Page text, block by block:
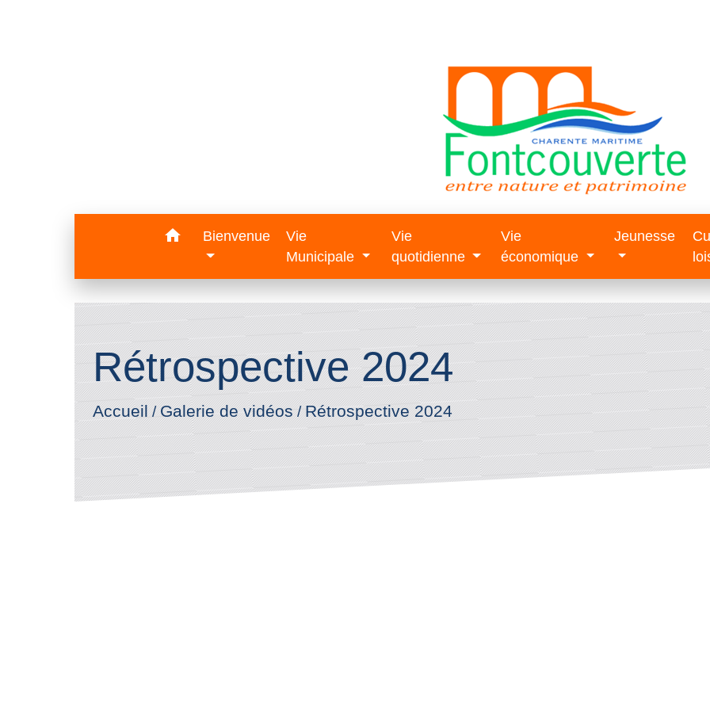
home Bienvenue
Vie
Municipale
Vie
quotidienne
Vie
économique
Jeunesse
Rétrospective 2024
Accueil/Galerie de vidéos / Rétrospective 2024